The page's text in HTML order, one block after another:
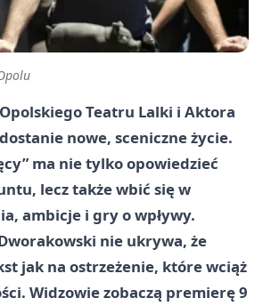
Teatru Lalki i Aktora
nowe, sceniczne życie.
ma nie tylko opowiedzieć
lecz także wbić się w
ambicje i gry o wpływy.
nie ukrywa, że
jak na ostrzeżenie, które wciąż
Widzowie zobaczą premierę 9